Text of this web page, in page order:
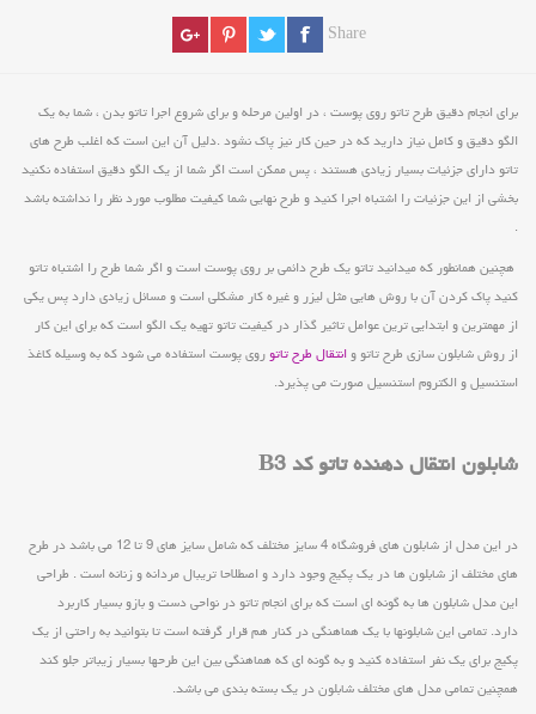
Share
برای انجام دقیق طرح تاتو روی پوست ، در اولین مرحله و برای شروع اجرا تاتو بدن ، شما به یک
الگو دقیق و کامل نیاز دارید که در حین کار نیز پاک نشود .دلیل آن این است که اغلب طرح های
تاتو دارای جزئیات بسیار زیادی هستند ، پس ممکن است اگر شما از یک الگو دقیق استفاده نکنید
بخشی از این جزئیات را اشتباه اجرا کنید و طرح نهایی شما کیفیت مطلوب مورد نظر را نداشته باشد
.
هچنین همانطور که میدانید تاتو یک طرح دائمی بر روی پوست است و اگر شما طرح را اشتباه تاتو
کنید پاک کردن آن با روش هایی مثل لیزر و غیره کار مشکلی است و مسائل زیادی دارد پس یکی
از مهمترین و ابتدایی ترین عوامل تاثیر گذار در کیفیت تاتو تهیه یک الگو است که برای این کار
از روش شابلون سازی طرح تاتو وانتقال طرح تاتوروی پوست استفاده می شود که به وسیله کاغذ
استنسیل و الکتروم استنسیل صورت می پذیرد.
شابلون انتقال دهنده تاتو کد B3
در این مدل از شابلون های فروشگاه 4 سایز مختلف که شامل سایز های 9 تا 12 می باشد در طرح
های مختلف از شابلون ها در یک پکیج وجود دارد و اصطلاحا تریبال مردانه و زنانه است . طراحی
این مدل شابلون ها به گونه ای است که برای انجام تاتو در نواحی دست و بازو بسیار کاربرد
دارد. تمامی این شابلونها با یک هماهنگی در کنار هم قرار گرفته است تا بتوانید به راحتی از یک
پکیج برای یک نفر استفاده کنید و به گونه ای که هماهنگی بین این طرحها بسیار زیباتر جلو کند
همچنین تمامی مدل های مختلف شابلون در یک بسته بندی می باشد.